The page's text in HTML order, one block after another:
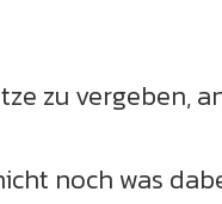
zu vergeben,
noch was